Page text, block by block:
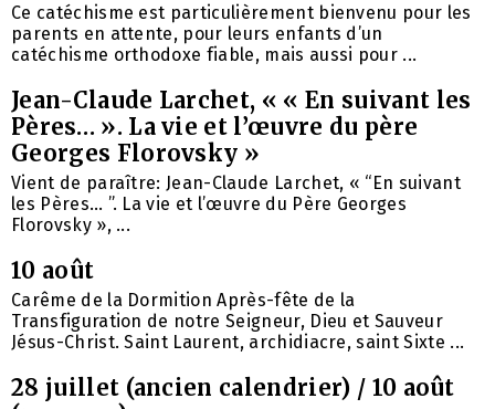
Ce catéchisme est particulièrement bienvenu pour les
parents en attente, pour leurs enfants d’un
catéchisme orthodoxe fiable, mais aussi pour ...
Jean-Claude Larchet, « « En suivant les
Pères… ». La vie et l’œuvre du père
Georges Florovsky »
Vient de paraître: Jean-Claude Larchet, « “En suivant
les Pères… ”. La vie et l’œuvre du Père Georges
Florovsky », ...
10 août
Carême de la Dormition Après-fête de la
Transfiguration de notre Seigneur, Dieu et Sauveur
Jésus-Christ. Saint Laurent, archidiacre, saint Sixte ...
28 juillet (ancien calendrier) / 10 août